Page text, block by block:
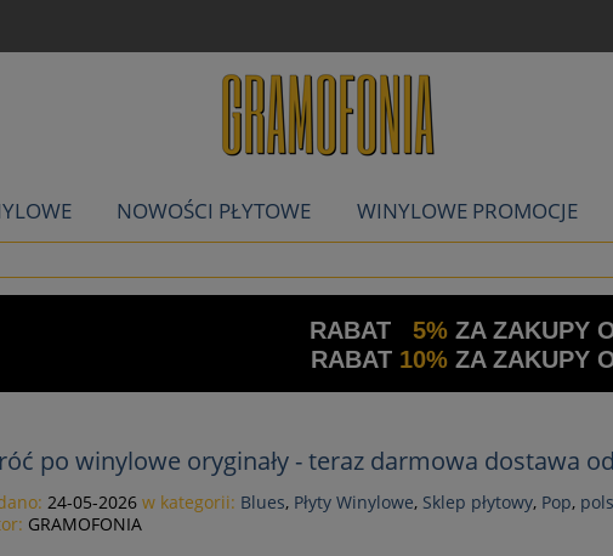
NOWOŚCI PŁYTOWE WINYLOWE PROMOCJE
RABAT 5% ZA ZAKUPY
RABAT 10%ZA ZAKUPY
po winylowe oryginały - teraz darmowa dostawa od
24-05-2026 w kategorii: Blues, Płyty Winylowe, Sklep płytowy, Pop,
GRAMOFONIA